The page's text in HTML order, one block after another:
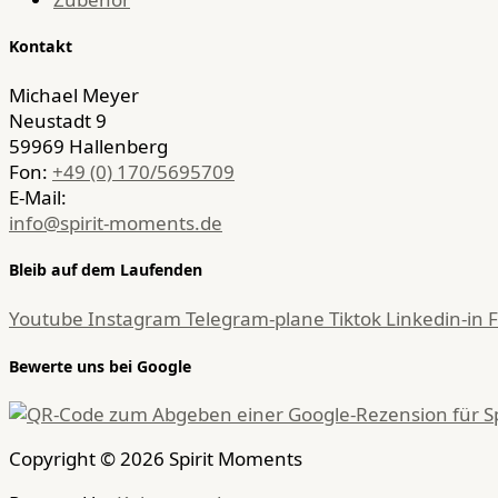
Kontakt
Michael Meyer
Neustadt 9
59969 Hallenberg
Fon: +49 (0) 170/5695709
E-Mail:
info@spirit-moments.de
Bleib auf dem Laufenden
Youtube Instagram Telegram-plane Tiktok Linkedin-in
Bewerte uns bei Google
Copyright © 2026 Spirit Moments